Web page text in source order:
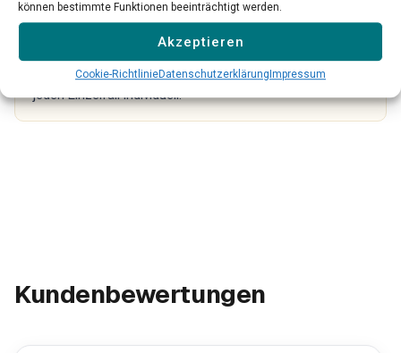
können bestimmte Funktionen beeinträchtigt werden.
Akzeptieren
Cookie-RichtlinieDatenschutzerklärung Impressum
Bitte beachten Sie: Unser Service für Fremdgeräte ist
nicht für alle Modelle und Hersteller verfügbar. Wir prüfen
jeden Einzelfall individuell.
Kundenbewertungen